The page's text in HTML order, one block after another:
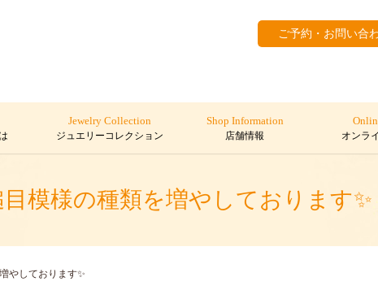
ご予約・お問い合
Jewelry Collection
ジュエリーコレクション
Shop Information
店舗情報 オンラ
目模様の種類を増やしております✨
やしております✨